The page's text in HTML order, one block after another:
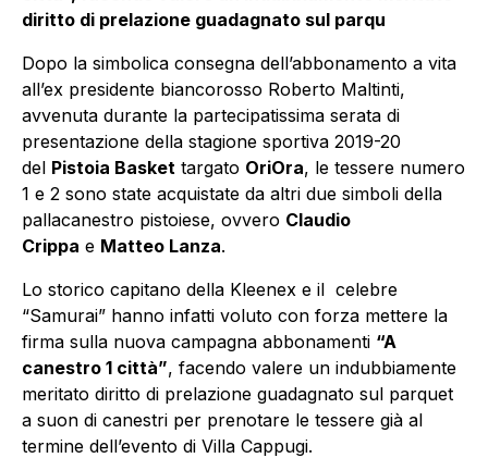
diritto di prelazione guadagnato sul parqu
Dopo la simbolica consegna dell’abbonamento a vita
all’ex presidente biancorosso Roberto Maltinti,
avvenuta durante la partecipatissima serata di
presentazione della stagione sportiva 2019-20
del Pistoia Basket targato OriOra, le tessere numero
1 e 2 sono state acquistate da altri due simboli della
pallacanestro pistoiese, ovvero Claudio
Crippa e Matteo Lanza.
Lo storico capitano della Kleenex e il celebre
“Samurai” hanno infatti voluto con forza mettere la
firma sulla nuova campagna abbonamenti “A
canestro 1 città”, facendo valere un indubbiamente
meritato diritto di prelazione guadagnato sul parquet
a suon di canestri per prenotare le tessere già al
termine dell’evento di Villa Cappugi.